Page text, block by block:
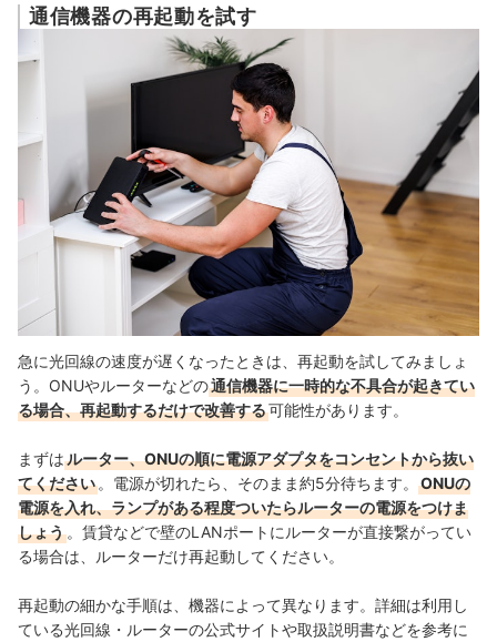
通信機器の再起動を試す
急に光回線の速度が遅くなったときは、再起動を試してみましょ
う。ONUやルーターなどの通信機器に一時的な不具合が起きてい
る場合、再起動するだけで改善する可能性があります。
まずはルーター、ONUの順に電源アダプタをコンセントから抜い
てください 。電源が切れたら、そのまま約5分待ちます。
ONUの
電源を入れ、ランプがある程度ついたらルーターの電源をつけま
しょう 。 賃貸などで壁のLANポートにルーターが直接繋がってい
る場合は、ルーターだけ再起動してください。
再起動の細かな手順は、機器によって異なります。詳細は利用し
ている光回線・ルーターの公式サイトや取扱説明書などを参考に